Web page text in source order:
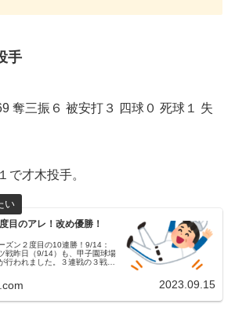
手
奪三振６ 被安打３ 四球０ 死球１ 失
で才木投手。
目のアレ！改め優勝！
ズン２度目の10連勝！9/14：
戦昨日（9/14）も、甲子園球場
行われました。３連戦の３戦目
2023.09.15